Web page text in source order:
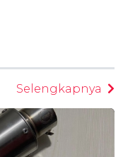
Selengkapnya